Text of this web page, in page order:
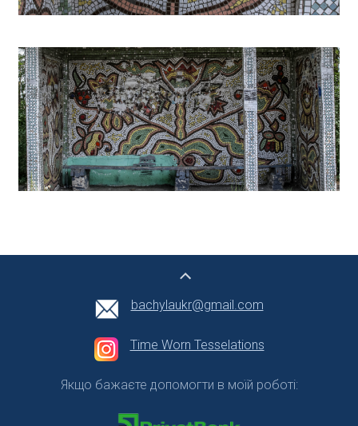
bachylaukr@gmail.com
Time Worn Tesselations
Якщо бажаєте допомогти в моїй роботі: